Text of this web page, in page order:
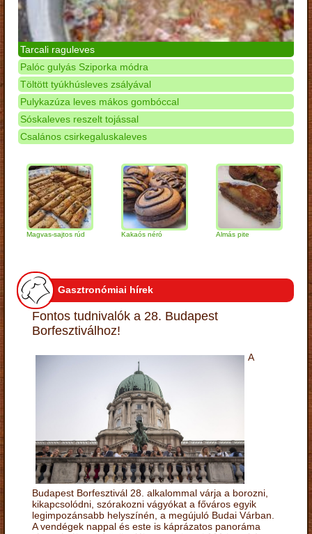
Tarcali raguleves
Palóc gulyás Sziporka módra
Töltött tyúkhúsleves zsályával
Pulykazúza leves mákos gombóccal
Sóskaleves reszelt tojással
Csalános csirkegaluskaleves
Magvas-sajtos rúd Kakaós néró Almás pite
Gasztronómiai hírek
Fontos tudnivalók a 28. Budapest
Borfesztiválhoz!
A
Budapest Borfesztivál 28. alkalommal várja a borozni,
kikapcsolódni, szórakozni vágyókat a főváros egyik
legimpozánsabb helyszínén, a megújuló Budai Várban.
A vendégek nappal és este is káprázatos panoráma